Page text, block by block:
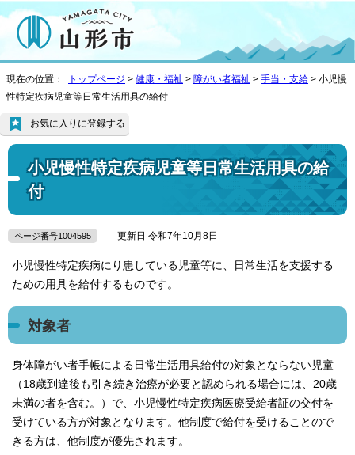
現在の位置： トップページ > 健康・福祉 > 障がい者福祉 > 手当・支給 > 小児慢
性特定疾病児童等日常生活用具の給付
小児慢性特定疾病児童等日常生活用具の給
付
お気に入りに登録する
ページ番号1004595 更新日 令和7年10月8日
小児慢性特定疾病にり患している児童等に、日常生活を支援する
ための用具を給付するものです。
対象者
身体障がい者手帳による日常生活用具給付の対象とならない児童
（18歳到達後も引き続き治療が必要と認められる場合には、20歳
未満の者を含む。）で、小児慢性特定疾病医療受給者証の交付を
受けている方が対象となります。他制度で給付を受けることので
きる方は、他制度が優先されます。